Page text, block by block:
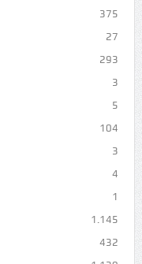
375
27
293
3
5
104
3
4
1
1.145
432